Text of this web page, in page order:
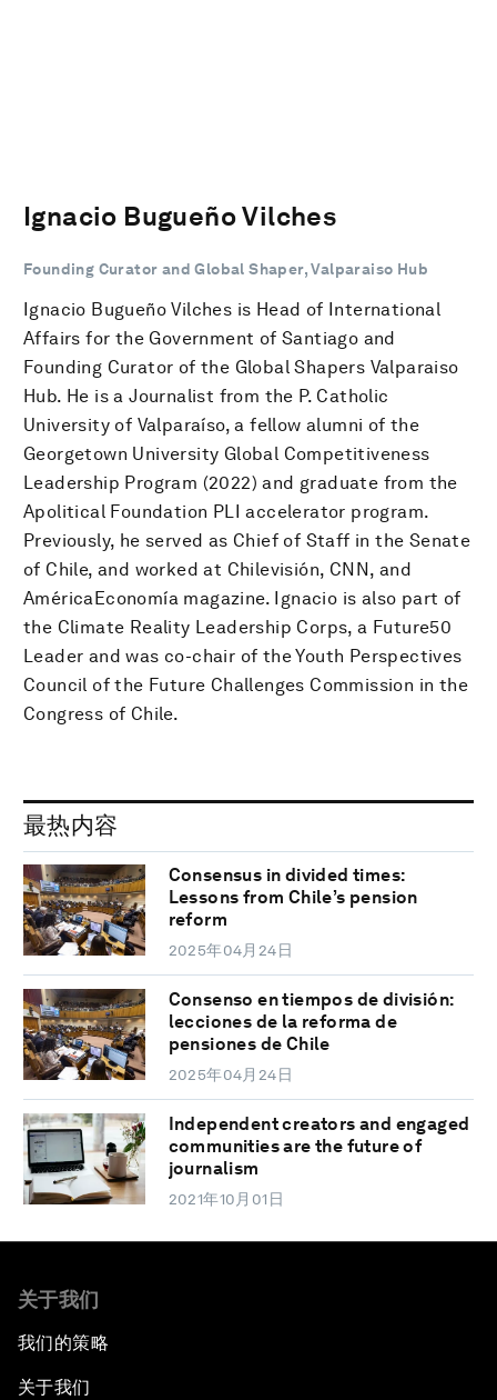
Ignacio Bugueño Vilches
Founding Curator and Global Shaper, Valparaiso Hub
Ignacio Bugueño Vilches is Head of International
Affairs for the Government of Santiago and
Founding Curator of the Global Shapers Valparaiso
Hub. He is a Journalist from the P. Catholic
University of Valparaíso, a fellow alumni of the
Georgetown University Global Competitiveness
Leadership Program (2022) and graduate from the
Apolitical Foundation PLI accelerator program.
Previously, he served as Chief of Staff in the Senate
of Chile, and worked at Chilevisión, CNN, and
AméricaEconomía magazine. Ignacio is also part of
the Climate Reality Leadership Corps, a Future50
Leader and was co-chair of the Youth Perspectives
Council of the Future Challenges Commission in the
Congress of Chile.
最热内容
Consensus in divided times:
Lessons from Chile’s pension
reform
2025年04月24日
Consenso en tiempos de división:
lecciones de la reforma de
pensiones de Chile
2025年04月24日
Independent creators and engaged
communities are the future of
journalism
2021年10月01日
关于我们
我们的策略
关于我们